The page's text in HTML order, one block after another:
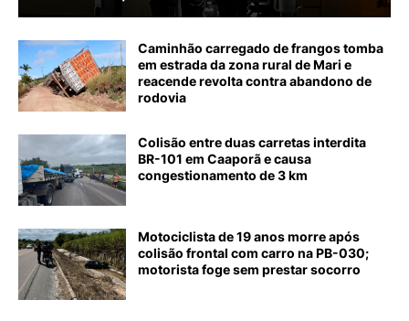
Caminhão carregado de frangos tomba
em estrada da zona rural de Mari e
reacende revolta contra abandono de
rodovia
Colisão entre duas carretas interdita
BR-101 em Caaporã e causa
congestionamento de 3 km
Motociclista de 19 anos morre após
colisão frontal com carro na PB-030;
motorista foge sem prestar socorro